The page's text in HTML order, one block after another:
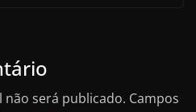
não será publicado. Campos